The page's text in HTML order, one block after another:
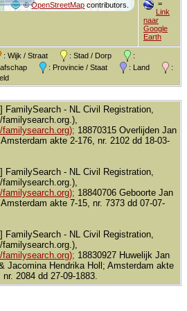
©OpenStreetMap contributors.
=
Link
naar
Google
Earth
: Wijk / Straat : Stad / Dorp
:
: Provincie / Staat : Land
:
] FamilySearch - NL Civil Registration,
familysearch.org); 18870315 Overlijden Jan
akte 2-176, nr. 2102 dd 18-03-
] FamilySearch - NL Civil Registration,
familysearch.org); 18840706 Geboorte Jan
akte 7-15, nr. 7373 dd 07-07-
] FamilySearch - NL Civil Registration,
familysearch.org); 18830927 Huwelijk Jan
Jacomina Hendrika Holl; Amsterdam akte
nr. 2084 dd 27-09-1883.